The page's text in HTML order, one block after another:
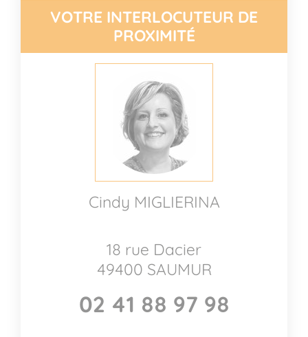
VOTRE INTERLOCUTEUR DE
PROXIMITÉ
Cindy MIGLIERINA
18 rue Dacier
49400 SAUMUR
02 41 88 97 98